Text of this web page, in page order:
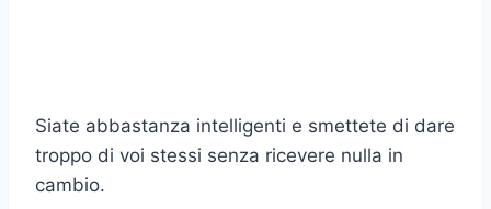
Siate abbastanza intelligenti e smettete di dare
troppo di voi stessi senza ricevere nulla in
cambio.